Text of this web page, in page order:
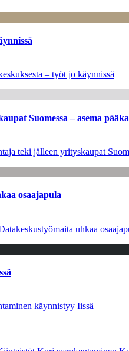
– työt jo käynnissä
Suomessa – asema
teki jälleen yrityskaupat
osaajapula
uhkaa
käynnistyy Iissä